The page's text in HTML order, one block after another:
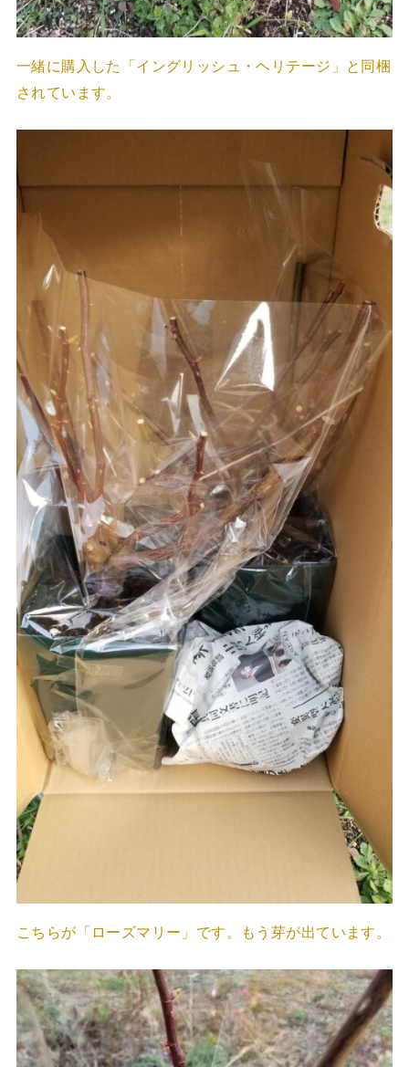
一緒に購入した「イングリッシュ・ヘリテージ」と同梱
されています。
こちらが「ローズマリー」です。もう芽が出ています。